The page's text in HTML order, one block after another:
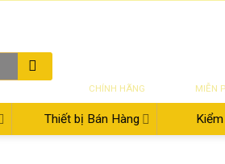
CHÍNH HÃNG
MIỄN
Thiết bị Bán Hàng